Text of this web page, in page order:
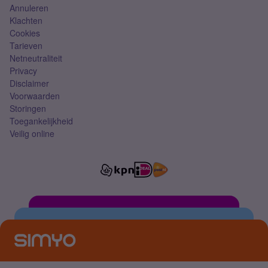
Annuleren
Klachten
Cookies
Tarieven
Netneutraliteit
Privacy
Disclaimer
Voorwaarden
Storingen
Toegankelijkheid
Veilig online